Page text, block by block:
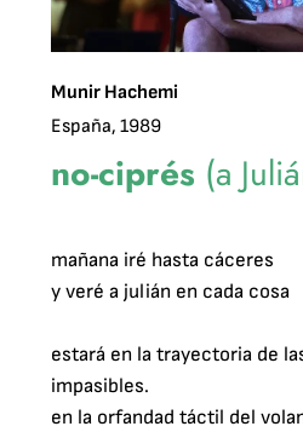
Munir Hachemi
España, 1989
no-ciprés (a
mañana iré hasta cáceres
y veré a julián en cada cosa
estará en la trayectoria de
impasibles.
en la orfandad táctil del